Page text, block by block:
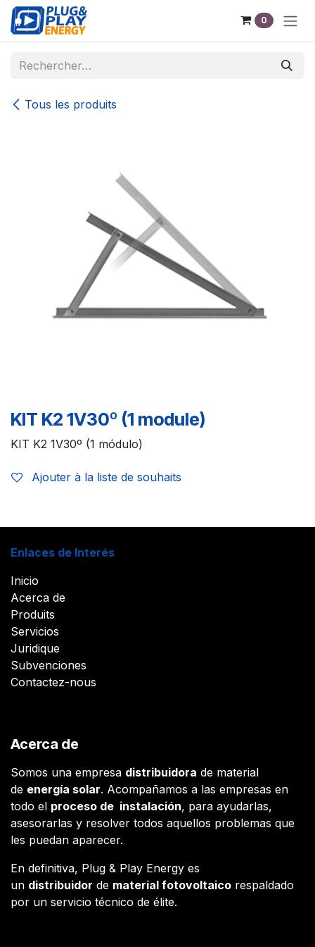
Se rendre au contenu
0
Tous les produits
KIT K2 1V30º (1 module)
KIT K2 1V30º (1 módulo)
Ajouter à la liste de souhaits
Enlaces de Interés
Inicio
Acerca de
Produits
Servicios
Juridique
Subvenciones
Contactez-nous
Acerca de
Somos una empresa distribuidora de material
de energía solar. Acompañamos a las empresas en
todo el proceso de instalación, para ayudarlas,
asesorarlas y resolver todos aquellos problemas que
les puedan aparecer.
En definitiva, Plug & Play Energy es
un distribuidor de material fotovoltaico respaldado
por un servicio técnico de élite.